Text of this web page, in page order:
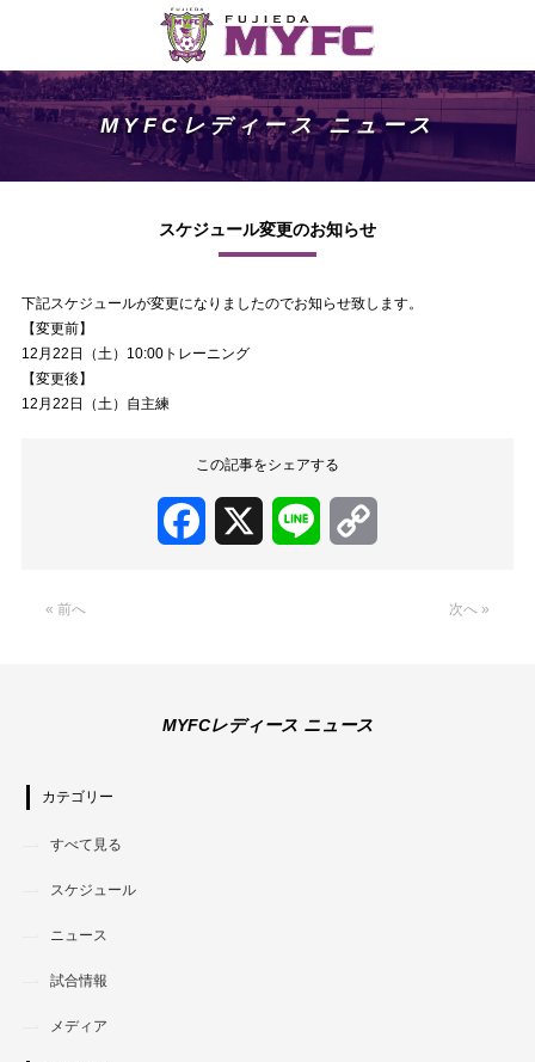
MYFCレディース ニュース
スケジュール変更のお知らせ
下記スケジュールが変更になりましたのでお知らせ致します。
【変更前】
12月22日（土）10:00トレーニング
【変更後】
12月22日（土）自主練
この記事をシェアする
Facebook Line
« 前へ 次へ »
MYFCレディース ニュース
カテゴリー
すべて見る
スケジュール
ニュース
試合情報
メディア